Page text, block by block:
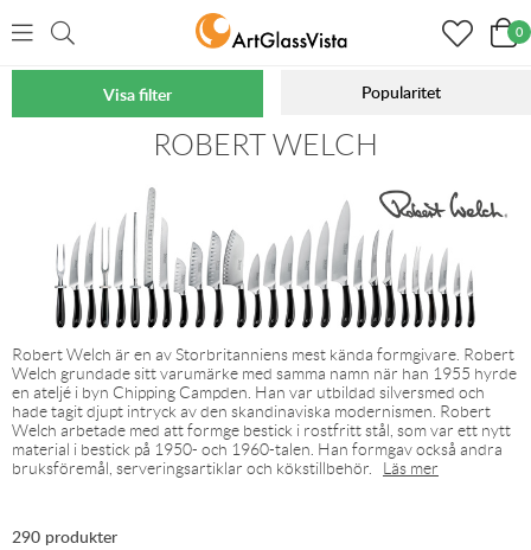
0
ROBERT WELCH
Robert Welch är en av Storbritanniens mest kända formgivare. Robert
Welch grundade sitt varumärke med samma namn när han 1955 hyrde
en ateljé i byn Chipping Campden. Han var utbildad silversmed och
hade tagit djupt intryck av den skandinaviska modernismen. Robert
Welch arbetade med att formge bestick i rostfritt stål, som var ett nytt
material i bestick på 1950- och 1960-talen. Han formgav också andra
bruksföremål, serveringsartiklar och kökstillbehör. Läs mer
Visa filter Popularitet
290 produkter